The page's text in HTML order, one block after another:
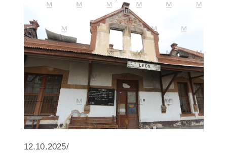
ciudad zapatera, se tendrá escala en
Irapuato y Apaseo el Grande.
12.10.2025/